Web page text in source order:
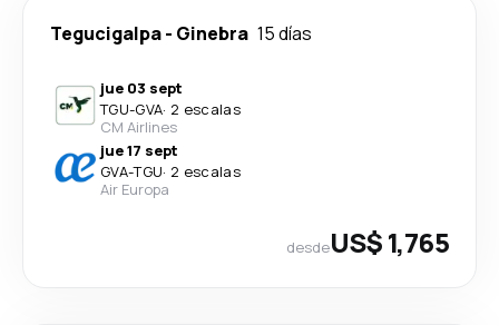
Tegucigalpa- Ginebra 15 días
jue 03 sept
TGU-GVA· 2 escalas
CM Airlines
jue 17 sept
GVA-TGU· 2 escalas
Air Europa
desdeUS$ 1,765